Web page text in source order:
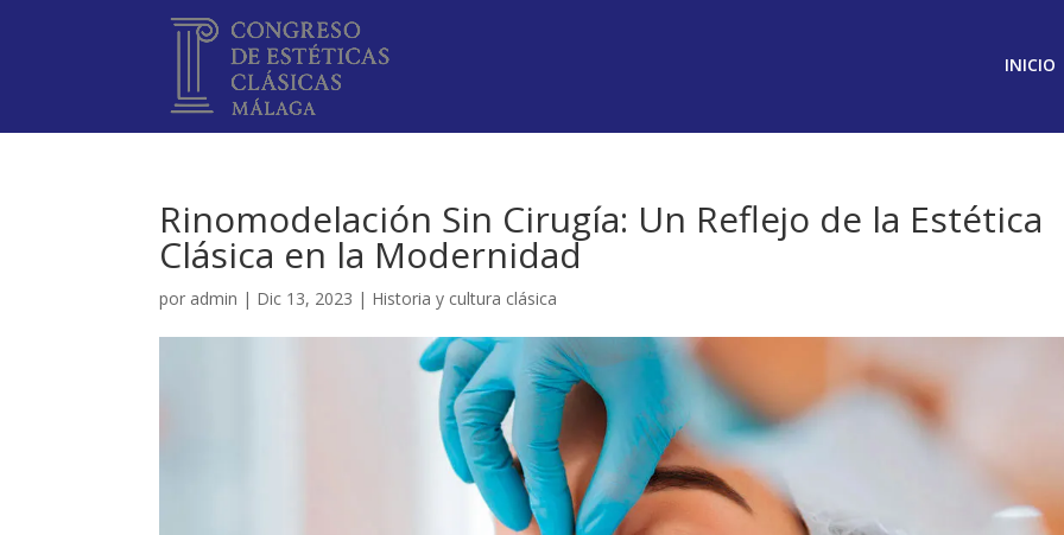
INICIO
Rinomodelación Sin Cirugía: Un Reflejo de la Estética
Clásica en la Modernidad
por admin | Dic 13, 2023 | Historia y cultura clásica